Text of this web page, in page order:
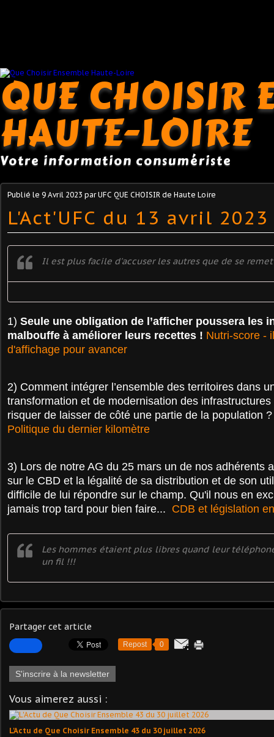
QUE CHOISIR
HAUTE-LOIRE
Votre information consumériste
Publié le 9 Avril 2023 par UFC QUE CHOISIR de Haute Loire
L'Act'UFC du 13 avril 2023
Il est plus facile d'accuser les autres que de se
1) Seule une obligation de l’afficher poussera les
malbouffe à améliorer leurs recettes ! Nutri-score -
d'affichage pour avancer
2) Comment intégrer l’ensemble des territoires dans
transformation et de modernisation des
risquer de laisser de côté une partie de la population
Politique du dernier kilomètre
3) Lors de notre AG du 25 mars un de nos adhérents
sur le CBD et la légalité de sa distribution et de son
difficile de lui répondre sur le champ. Qu'il nous en
jamais trop tard pour bien faire... CDB et législation
Les hommes étaient plus libres quand leur
un fil !!!
Partager cet article
Repost 0
S'inscrire à la newsletter
Vous aimerez aussi :
L'Actu de Que Choisir Ensemble 43 du 30 juillet 2026